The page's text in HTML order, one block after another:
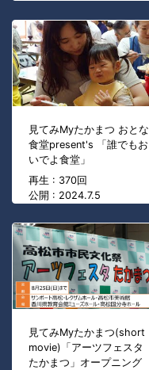
見てみMyたかまつ おとな
食堂present's 「誰でもお
いでよ食堂」
再生 : 370回
公開 : 2024.7.5
見てみMyたかまつ(short
movie)「アーツフェスタ
たかまつ」オープニング